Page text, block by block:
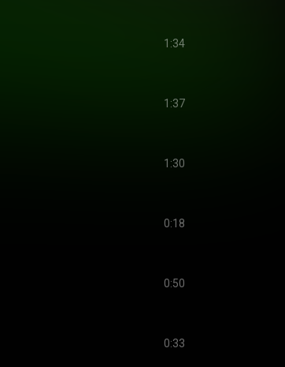
1:34
1:37
1:30
0:18
0:50
0:33